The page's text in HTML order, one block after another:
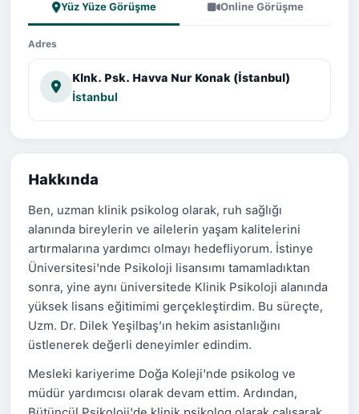
Yüz Yüze Görüşme Online Görüşme
Adres
Klnk. Psk. Havva Nur Konak (İstanbul)
İstanbul
Hakkında
Ben, uzman klinik psikolog olarak, ruh sağlığı
alanında bireylerin ve ailelerin yaşam kalitelerini
artırmalarına yardımcı olmayı hedefliyorum. İstinye
Üniversitesi'nde Psikoloji lisansımı tamamladıktan
sonra, yine aynı üniversitede Klinik Psikoloji alanında
yüksek lisans eğitimimi gerçekleştirdim. Bu süreçte,
Uzm. Dr. Dilek Yeşilbaş’ın hekim asistanlığını
üstlenerek değerli deneyimler edindim.
Mesleki kariyerime Doğa Koleji'nde psikolog ve
müdür yardımcısı olarak devam ettim. Ardından,